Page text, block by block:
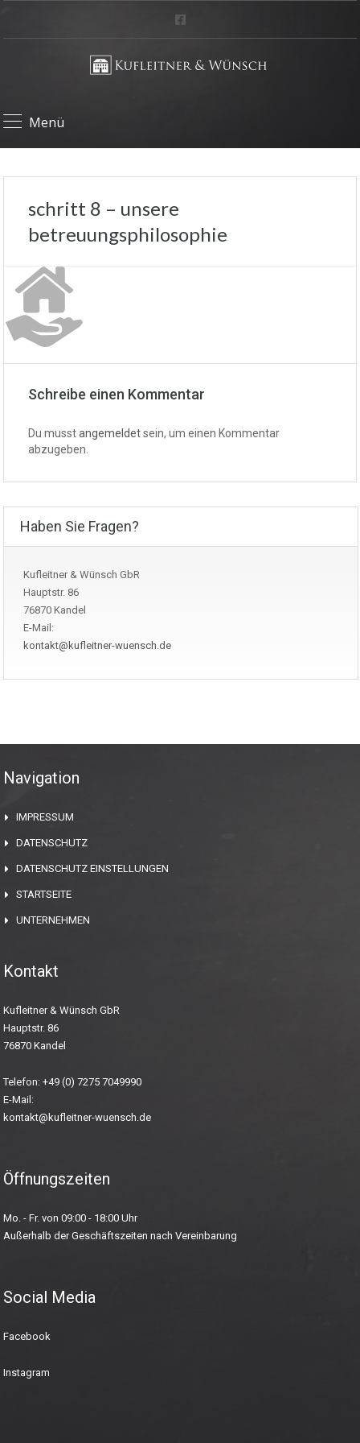
Menü
schritt 8 – unsere
betreuungsphilosophie
Schreibe einen Kommentar
Du musstangemeldetsein, um einen Kommentar
abzugeben.
Haben Sie Fragen?
Kufleitner & Wünsch GbR
Hauptstr. 86
76870 Kandel
E-Mail:
kontakt@kufleitner-wuensch.de
Navigation
IMPRESSUM
DATENSCHUTZ
DATENSCHUTZ EINSTELLUNGEN
STARTSEITE
UNTERNEHMEN
Kontakt
Kufleitner & Wünsch GbR
Hauptstr. 86
76870 Kandel
Telefon: +49 (0) 7275 7049990
E-Mail:
kontakt@kufleitner-wuensch.de
Öffnungszeiten
Mo. - Fr. von 09:00 - 18:00 Uhr
Außerhalb der Geschäftszeiten nach Vereinbarung
Social Media
Facebook
Instagram